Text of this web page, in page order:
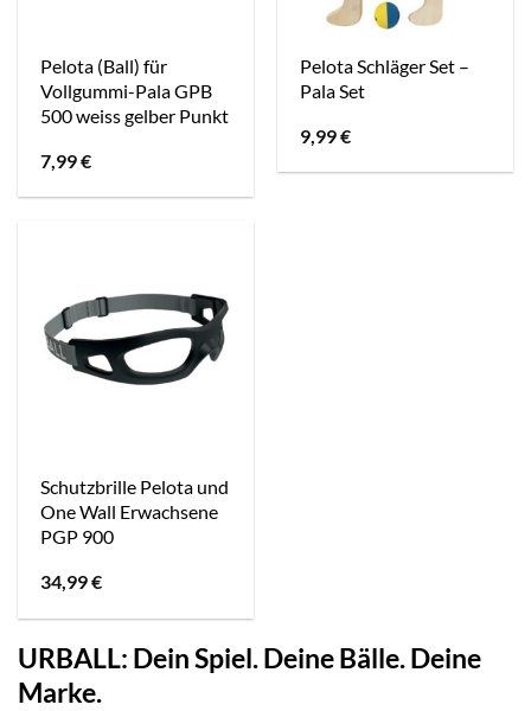
Pelota (Ball) für
Vollgummi-Pala GPB
500 weiss gelber Punkt
7,99€
Pelota Schläger Set –
Pala Set
9,99€
Schutzbrille Pelota und
One Wall Erwachsene
PGP 900
34,99€
URBALL: Dein Spiel. Deine Bälle. Deine
Marke.